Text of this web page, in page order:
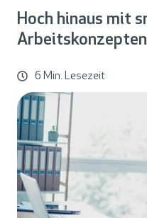
Hoch hinaus mit
Arbeitskonzepten
6 Min. Lesezeit